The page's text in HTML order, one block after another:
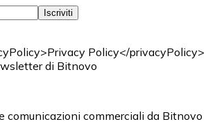
Iscriviti
Policy</privacyPolicy>
di Bitnovo
comunicazioni commerciali da Bitnovo